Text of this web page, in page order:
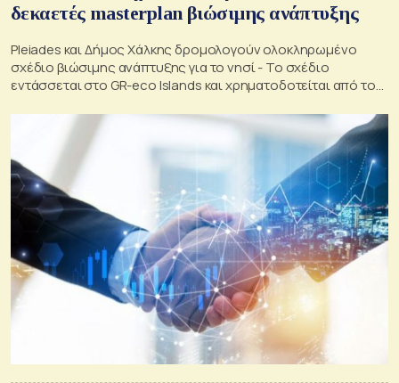
δεκαετές masterplan βιώσιμης ανάπτυξης
Pleiades και Δήμος Χάλκης δρομολογούν ολοκληρωμένο
σχέδιο βιώσιμης ανάπτυξης για το νησί - Το σχέδιο
εντάσσεται στο GR-eco Islands και χρηματοδοτείται από το